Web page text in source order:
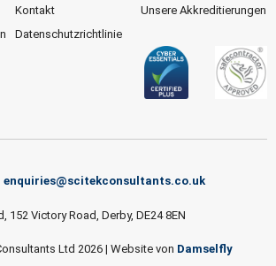
Kontakt
Unsere Akkreditierungen
Datenschutzrichtlinie
enquiries@scitekconsultants.co.uk
152 Victory Road, Derby, DE24 8EN
Ltd 2026 | Website von Damselfly